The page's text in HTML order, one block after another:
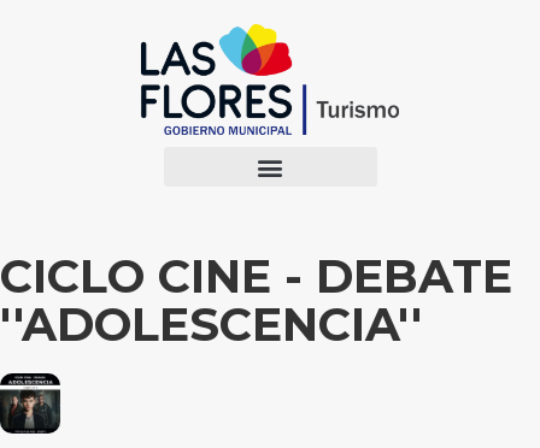
CICLO CINE - DEBATE
''ADOLESCENCIA''